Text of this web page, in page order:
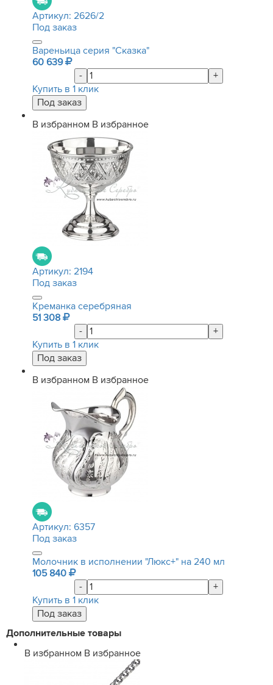
Артикул: 2626/2
Под заказ
Вареньица серия "Сказка"
60 639
-
+
Купить в 1 клик
В избранном В избранное
Артикул: 2194
Под заказ
Креманка серебряная
51 308
-
+
Купить в 1 клик
В избранном В избранное
Артикул: 6357
Под заказ
Молочник в исполнении "Люкс+" на 240 мл
105 840
-
+
Купить в 1 клик
Дополнительные товары
В избранном В избранное